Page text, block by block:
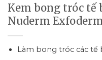
Kem bong tróc tế
Nuderm
Làm bong tróc các tế